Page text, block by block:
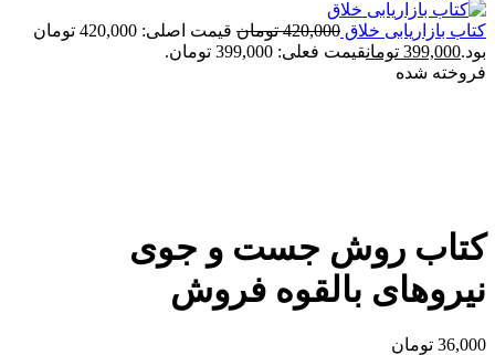
کتاب بازاریابی خلاق 420,000 تومان
قیمت اصلی: 420,000 تومان
بود.399,000 تومانقیمت فعلی: 399,000 تومان.
فروخته شده
کتاب روش جست و جوی
نیروهای بالقوه فروش
36,000 تومان